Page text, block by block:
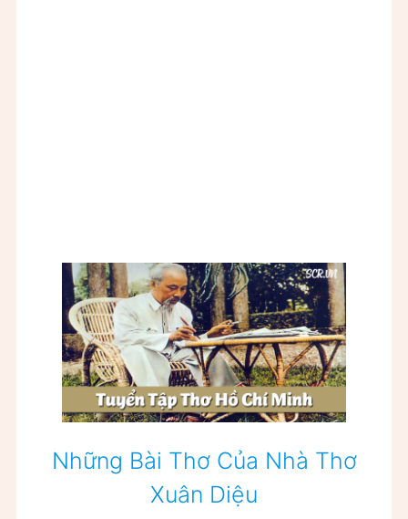
Những Bài Thơ Của Nhà Thơ
Xuân Diệu